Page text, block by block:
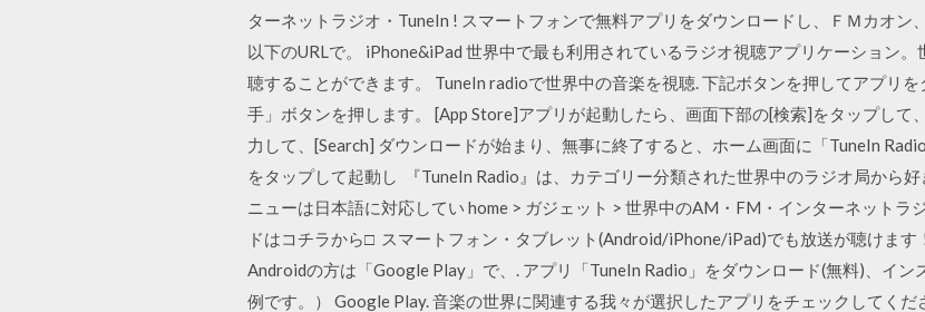
ターネットラジオ・TuneIn ! スマートフォンで無料アプリをダウンロードし、ＦＭカオン
以下のURLで。 iPhone&iPad 世界中で最も利用されているラジオ視聴アプリケーション
聴することができます。 TuneIn radioで世界中の音楽を視聴. 下記ボタンを押してアプリ
手」ボタンを押します。 [App Store]アプリが起動したら、画面下部の[検索]をタップして
力して、[Search] ダウンロードが始まり、無事に終了すると、ホーム画面に「TuneIn
をタップして起動し 『TuneIn Radio』は、カテゴリー分類された世界中のラジオ局から
ニューは日本語に対応してい home > ガジェット > 世界中のAM・FM・インターネットラ
ドはコチラから□ スマートフォン・タブレット(Android/iPhone/iPad)でも放送が聴けます
Androidの方は「Google Play」で、. アプリ「TuneIn Radio」をダウンロード(無料)、イ
例です。） Google Play. 音楽の世界に関連する我々が選択したアプリをチェックしてく